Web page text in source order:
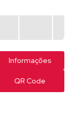
Informações
QR Code